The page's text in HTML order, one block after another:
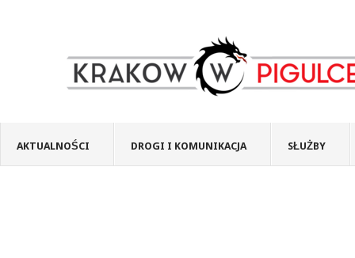
AKTUALNOŚCI DROGI I KOMUNIKACJA SŁUŻBY